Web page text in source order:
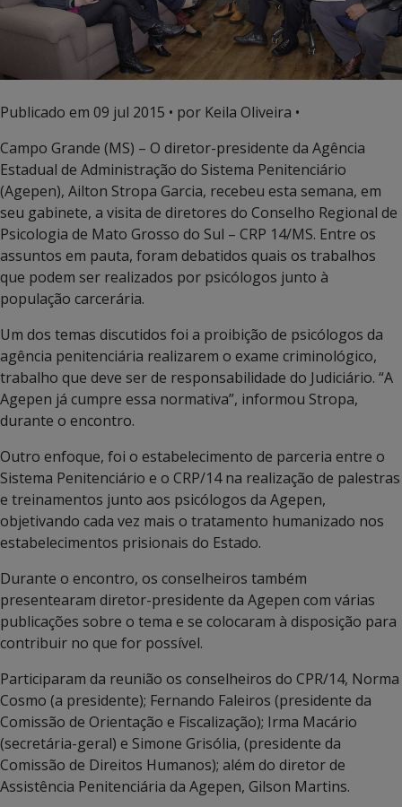
Publicado em 09 jul 2015 • por Keila Oliveira •
Campo Grande (MS) – O diretor-presidente da Agência
Estadual de Administração do Sistema Penitenciário
(Agepen), Ailton Stropa Garcia, recebeu esta semana, em
seu gabinete, a visita de diretores do Conselho Regional de
Psicologia de Mato Grosso do Sul – CRP 14/MS. Entre os
assuntos em pauta, foram debatidos quais os trabalhos
que podem ser realizados por psicólogos junto à
população carcerária.
Um dos temas discutidos foi a proibição de psicólogos da
agência penitenciária realizarem o exame criminológico,
trabalho que deve ser de responsabilidade do Judiciário. “A
Agepen já cumpre essa normativa”, informou Stropa,
durante o encontro.
Outro enfoque, foi o estabelecimento de parceria entre o
Sistema Penitenciário e o CRP/14 na realização de palestras
e treinamentos junto aos psicólogos da Agepen,
objetivando cada vez mais o tratamento humanizado nos
estabelecimentos prisionais do Estado.
Durante o encontro, os conselheiros também
presentearam diretor-presidente da Agepen com várias
publicações sobre o tema e se colocaram à disposição para
contribuir no que for possível.
Participaram da reunião os conselheiros do CPR/14, Norma
Cosmo (a presidente); Fernando Faleiros (presidente da
Comissão de Orientação e Fiscalização); Irma Macário
(secretária-geral) e Simone Grisólia, (presidente da
Comissão de Direitos Humanos); além do diretor de
Assistência Penitenciária da Agepen, Gilson Martins.